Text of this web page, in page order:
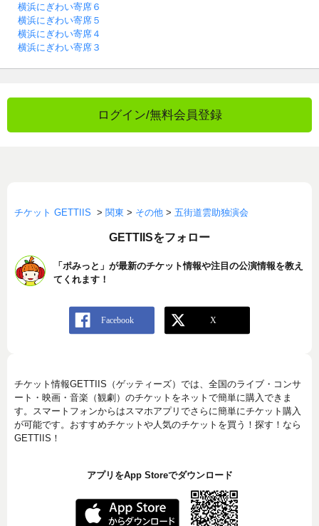
横浜にぎわい寄席６
横浜にぎわい寄席５
横浜にぎわい寄席４
横浜にぎわい寄席３
ログイン/無料会員登録
チケット GETTIIS > 関東 > その他 > 五街道雲助独演会
GETTIISをフォロー
「ポみっと」が最新のチケット情報や注目の公演情報を教え
てくれます！
チケット情報GETTIIS（ゲッティーズ）では、全国のライブ・コンサ
ート・映画・音楽（観劇）のチケットをネットで簡単に購入できま
す。スマートフォンからはスマホアプリでさらに簡単にチケット購入
が可能です。おすすめチケットや人気のチケットを買う！探す！なら
GETTIIS！
アプリをApp Storeでダウンロード